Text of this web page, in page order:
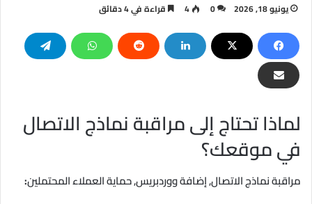
يونيو 18, 2026 0
4 قراءة في 4 دقائق
لماذا تحتاج إلى مراقبة نماذج الاتصال
في موقعك؟
مراقبة نماذج الاتصال, إضافة ووردبريس, حماية العملاء المحتملين: